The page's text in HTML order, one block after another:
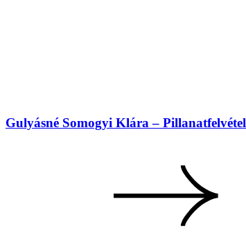
Gulyásné Somogyi Klára – Pillanatfelvétel